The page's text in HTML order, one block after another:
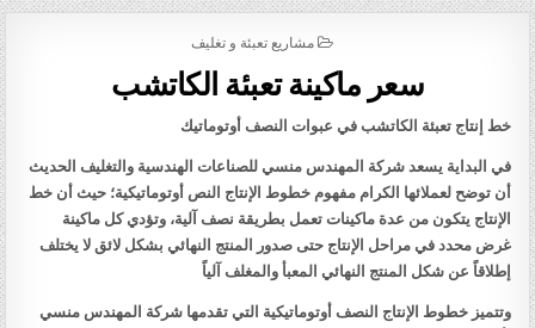
POSTED IN
مشاريع تعبئة و تغليف
سعر ماكينة تعبئة الكاتشب
خط إنتاج تعبئة الكاتشب في عبوات النصف أوتوماتيك
في البداية يسعد شركة المهندس منسي للصناعات الهندسية والتغليف الحديث
أن توضح لعملائها الكرام مفهوم خطوط الإنتاج النص أوتوماتيكية؛ حيث أن خط
الإنتاج يتكون من عدة ماكينات تعمل بطريقة نصف آلية، وتؤدي كل ماكينة
غرض محدد في مراحل الإنتاج حتى صدور المنتج النهائي بشكل لائق لا يختلف
إطلاقاً عن شكل المنتج النهائي المعبأ والمغلف آلياً
وتتميز خطوط الإنتاج النصف أوتوماتيكية التي تقدمها شركة المهندس منسي